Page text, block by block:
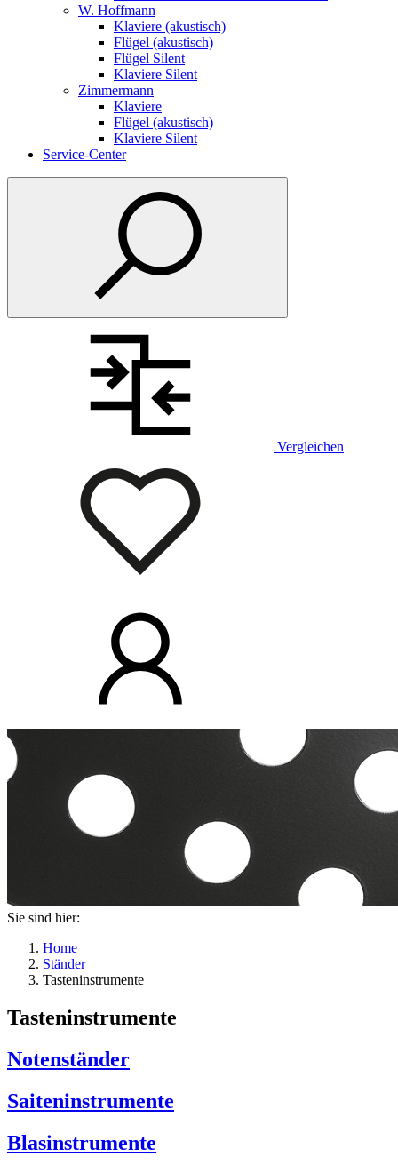
W. Hoffmann
Klaviere (akustisch)
Flügel (akustisch)
Flügel Silent
Klaviere Silent
Zimmermann
Klaviere
Flügel (akustisch)
Klaviere Silent
Service-Center
Vergleichen
Sie sind hier:
Home
Ständer
Tasteninstrumente
Tasteninstrumente
Notenständer
Saiteninstrumente
Blasinstrumente